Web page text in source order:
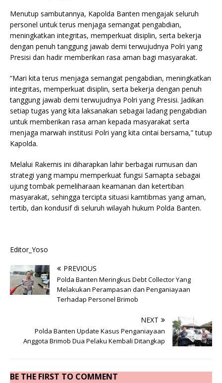
Menutup sambutannya, Kapolda Banten mengajak seluruh
personel untuk terus menjaga semangat pengabdian,
meningkatkan integritas, memperkuat disiplin, serta bekerja
dengan penuh tanggung jawab demi terwujudnya Polri yang
Presisi dan hadir memberikan rasa aman bagi masyarakat.
“Mari kita terus menjaga semangat pengabdian, meningkatkan
integritas, memperkuat disiplin, serta bekerja dengan penuh
tanggung jawab demi terwujudnya Polri yang Presisi. Jadikan
setiap tugas yang kita laksanakan sebagai ladang pengabdian
untuk memberikan rasa aman kepada masyarakat serta
menjaga marwah institusi Polri yang kita cintai bersama,” tutup
Kapolda.
Melalui Rakernis ini diharapkan lahir berbagai rumusan dan
strategi yang mampu memperkuat fungsi Samapta sebagai
ujung tombak pemeliharaan keamanan dan ketertiban
masyarakat, sehingga tercipta situasi kamtibmas yang aman,
tertib, dan kondusif di seluruh wilayah hukum Polda Banten.
Editor_Yoso
PREVIOUS
Polda Banten Meringkus Debt Collector Yang
Melakukan Perampasan dan Penganiayaan
Terhadap Personel Brimob
NEXT
Polda Banten Update Kasus Penganiayaan
Anggota Brimob Dua Pelaku Kembali Ditangkap
BE THE FIRST TO COMMENT